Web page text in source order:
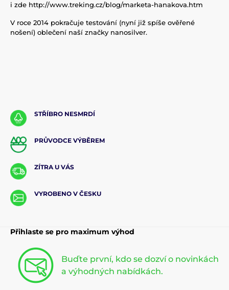
i zde http://www.treking.cz/blog/marketa-hanakova.htm
V roce 2014 pokračuje testování (nyní již spíše ověřené
nošení) oblečení naší značky nanosilver.
STŘÍBRO NESMRDÍ
PRŮVODCE VÝBĚREM
ZÍTRA U VÁS
VYROBENO V ČESKU
Přihlaste se pro maximum výhod
Buďte první, kdo se dozví o novinkách
a výhodných nabídkách.